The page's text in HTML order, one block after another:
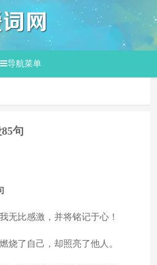
导航菜单
句
无比感激，并将铭记于心！
烧了自己，却照亮了他人。